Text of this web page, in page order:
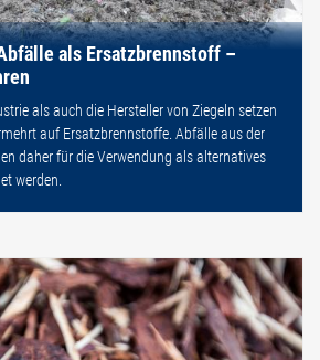
als Ersatzbrennstoff –
als auch die Hersteller von Ziegeln setzen
auf Ersatzbrennstoffe. Abfälle aus der
daher für die Verwendung als alternatives
werden.